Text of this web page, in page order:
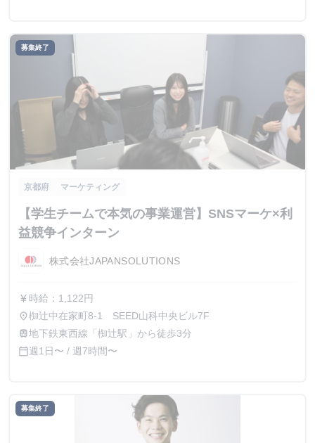
募集終了
京都府 マーケティング
【学生チームで本気の事業運営】SNSマーケ×利
益競争インターン
株式会社JAPANSOLUTIONS
currency_yen 時給：1,122円
place椥辻中在家町8-1 SEED山科中央ビル7F
train地下鉄東西線「椥辻駅」から徒歩3分
calendar_today週1日〜 / 週7時間〜
募集終了